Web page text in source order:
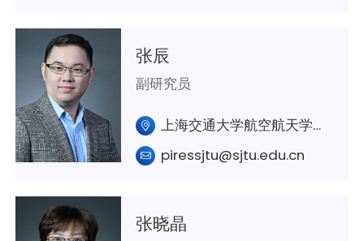
张辰
副研究员
上海交通大学航空航天学院A243室
piressjtu@sjtu.edu.cn
张晓晶